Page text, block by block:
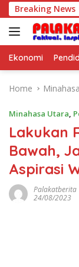
Skip
to
content
Breaking News
Ekonomi
Home
Minahasa Utara,
Lakukan
Bawah,
Aspirasi
Palakatberita
24/08/2023